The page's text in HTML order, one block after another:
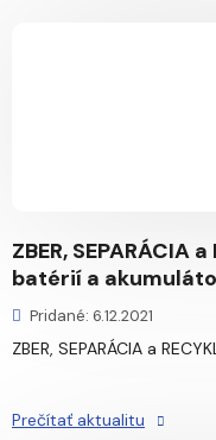
ZBER, SEPARÁCIA
batérií a
Pridané: 6.12.2021
ZBER, SEPARÁCIA a
Prečítať aktualitu